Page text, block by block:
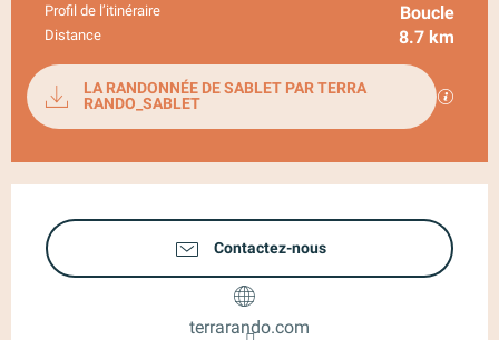
Profil de l’itinéraire Boucle
Distance 8.7 km
Documentation
LA RANDONNÉE DE SABLET PAR TERRA
RANDO_SABLET
Contactez-nous
terrarando.com